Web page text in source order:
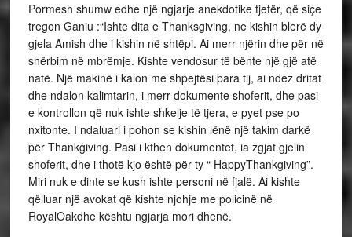
Pormesh shumw edhe një ngjarje anekdotike tjetër, që siçe
tregon Ganiu :“Ishte dita e Thanksgiving, ne kishin blerë dy
gjela Amish dhe i kishin në shtëpi. Ai merr njërin dhe për në
shërbim në mbrëmje. Kishte vendosur të bënte një gjë atë
natë. Një makinë i kalon me shpejtësi para tij, ai ndez dritat
dhe ndalon kalimtarin, i merr dokumente shoferit, dhe pasi
e kontrollon që nuk ishte shkelje të tjera, e pyet pse po
nxitonte. I ndaluari i pohon se kishin lënë një takim darkë
për Thankgiving. Pasi i kthen dokumentet, ia zgjat gjelin
shoferit, dhe i thotë kjo është për ty “ HappyThankgiving”.
Miri nuk e dinte se kush ishte personi në fjalë. Ai kishte
qëlluar një avokat që kishte njohje me policinë në
RoyalOakdhe kështu ngjarja mori dhenë.